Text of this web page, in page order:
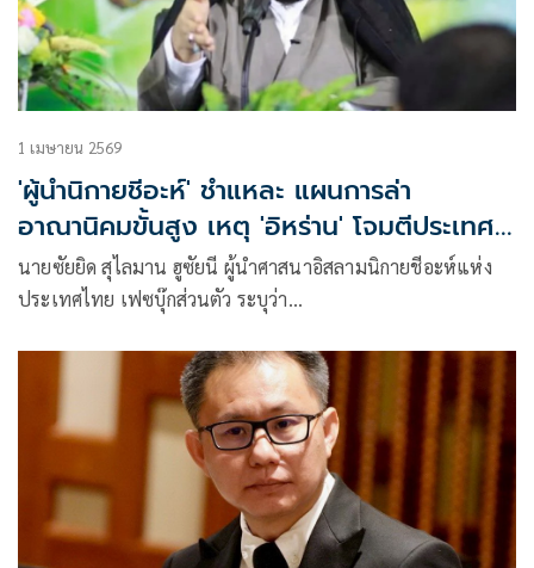
1 เมษายน 2569
'ผู้นำนิกายชีอะห์' ชำแหละ แผนการล่า
อาณานิคมขั้นสูง เหตุ 'อิหร่าน' โจมตีประเทศ
ในอ่าวเปอร์เซีย
นายซัยยิด สุไลมาน ฮูซัยนี ผู้นำศาสนาอิสลามนิกายชีอะห์แห่ง
ประเทศไทย เฟซบุ๊กส่วนตัว ระบุว่า